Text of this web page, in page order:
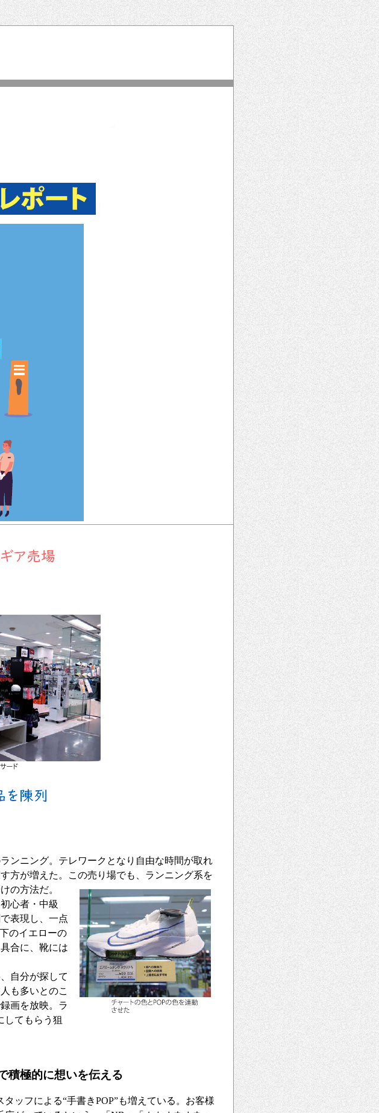
ンニング。テレワークとなり自由な時間が取れ
方が増えた。この売り場でも、ランニング系を
の方法だ。
心者・中級
表現し、一点
のイエローの
合に、靴には
自分が探して
も多いとのこ
画を放映。ラ
してもらう狙
積極的に想いを伝える
ッフによる“手書きPOP”も増えている。お客様